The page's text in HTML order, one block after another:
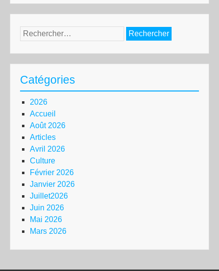
Rechercher :
Catégories
2026
Accueil
Août 2026
Articles
Avril 2026
Culture
Février 2026
Janvier 2026
Juillet2026
Juin 2026
Mai 2026
Mars 2026